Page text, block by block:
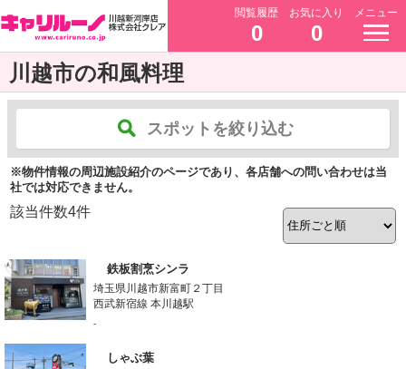
閲覧履歴
0
お気に入り
0
メニュー
川越市の和風料理
スポットを絞り込む
※物件情報の周辺施設紹介のページであり、各店舗への問い合わせは当
社では対応できません。
該当件数4件
鉄板割烹シンラ
埼玉県川越市新富町２丁目
西武新宿線 本川越駅
-
しゃぶ葉